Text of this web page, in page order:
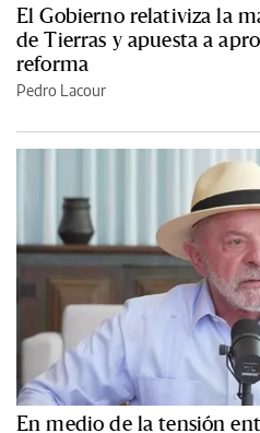
El Gobierno relativiza la
de Tierras y apuesta a
reforma
Pedro Lacour
En medio de la tensión